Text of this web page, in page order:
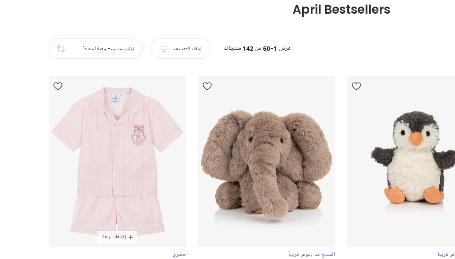
April Bestsellers
عرض 1-60 من 142 منتجات إخفاء التصنيف ترتيب حسب- وصلنا حديثاً
قريباً المنتج قد يتوفر قريباً
إضافة سريعة
حصري